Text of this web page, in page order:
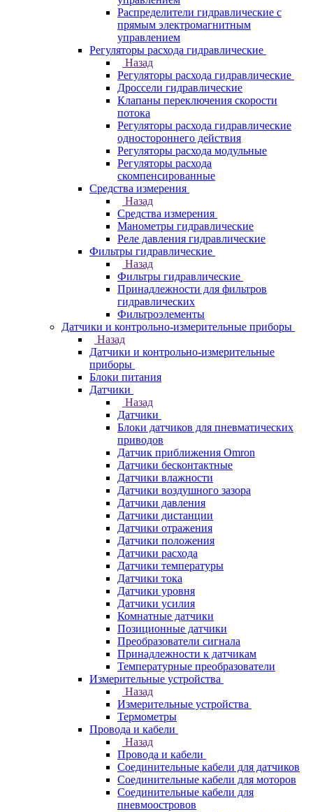
Распределители гидравлические с
прямым электромагнитным
управлением
Регуляторы расхода гидравлические
Назад
Регуляторы расхода гидравлические
Дроссели гидравлические
Клапаны переключения скорости
потока
Регуляторы расхода гидравлические
одностороннего действия
Регуляторы расхода модульные
Регуляторы расхода
скомпенсированные
Средства измерения
Назад
Средства измерения
Манометры гидравлические
Реле давления гидравлические
Фильтры гидравлические
Назад
Фильтры гидравлические
Принадлежности для фильтров
гидравлических
Фильтроэлементы
Датчики и контрольно-измерительные приборы
Назад
Датчики и контрольно-измерительные
приборы
Блоки питания
Датчики
Назад
Датчики
Блоки датчиков для пневматических
приводов
Датчик приближения Omron
Датчики бесконтактные
Датчики влажности
Датчики воздушного зазора
Датчики давления
Датчики дистанции
Датчики отражения
Датчики положения
Датчики расхода
Датчики температуры
Датчики тока
Датчики уровня
Датчики усилия
Комнатные датчики
Позиционные датчики
Преобразователи сигнала
Принадлежности к датчикам
Температурные преобразователи
Измерительные устройства
Назад
Измерительные устройства
Термометры
Провода и кабели
Назад
Провода и кабели
Соединительные кабели для датчиков
Соединительные кабели для моторов
Соединительные кабели для
пневмоостровов